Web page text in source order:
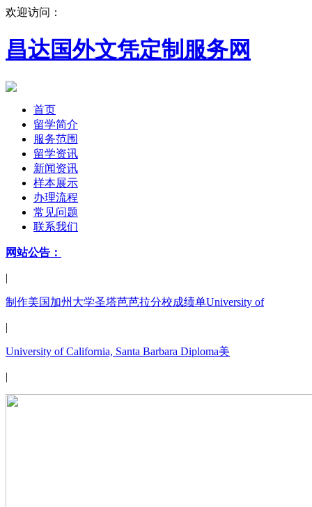
欢迎访问：
昌达国外文凭定制服务网
首页
留学简介
服务范围
留学资讯
新闻资讯
样本展示
办理流程
常见问题
联系我们
网站公告：
|
制作美国加州大学圣塔芭芭拉分校成绩单University of
|
University of California, Santa Barbara Diploma美
|